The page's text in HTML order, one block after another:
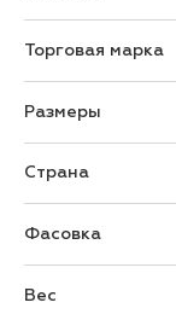
Торговая марка
Размеры
Страна
Фасовка
Вес